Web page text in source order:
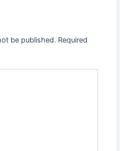
be published. Required